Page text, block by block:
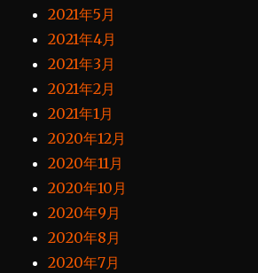
2021年5月
2021年4月
2021年3月
2021年2月
2021年1月
2020年12月
2020年11月
2020年10月
2020年9月
2020年8月
2020年7月